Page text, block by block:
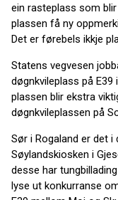
ein rasteplass som
plassen få ny
Det er førebels ikkje
Statens vegvesen
døgnkvileplass på
plassen blir ekstra
døgnkvileplassen på
Sør i Rogaland er det i
Søylandskiosken i
desse har
lyse ut konkurranse